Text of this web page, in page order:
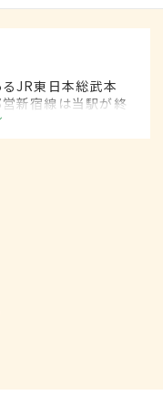
JR東日本総武本
新宿線は当駅が終
駅となっている。
設が立ち並び、多